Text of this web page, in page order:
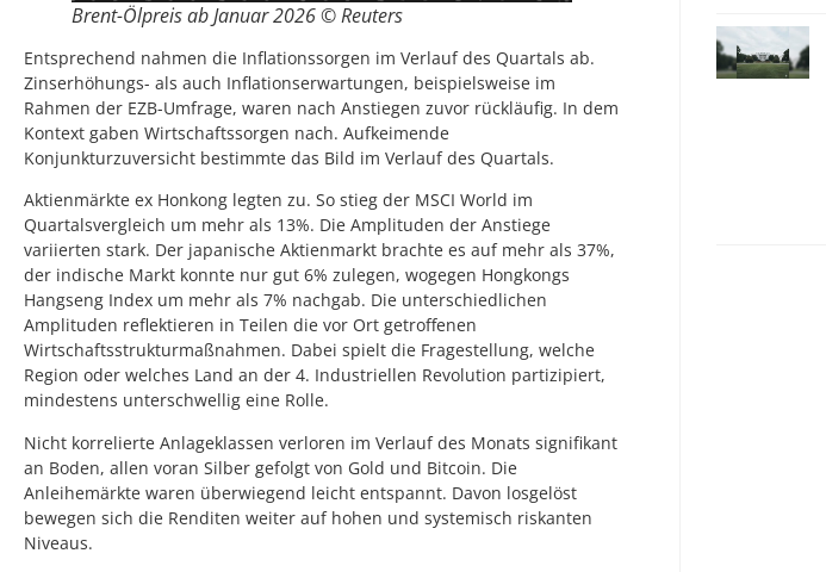
Brent-Ölpreis ab Januar 2026 © Reuters
Entsprechend nahmen die Inflationssorgen im Verlauf des Quartals ab.
Zinserhöhungs- als auch Inflationserwartungen, beispielsweise im
Rahmen der EZB-Umfrage, waren nach Anstiegen zuvor rückläufig. In dem
Kontext gaben Wirtschaftssorgen nach. Aufkeimende
Konjunkturzuversicht bestimmte das Bild im Verlauf des Quartals.
Aktienmärkte ex Honkong legten zu. So stieg der MSCI World im
Quartalsvergleich um mehr als 13%. Die Amplituden der Anstiege
variierten stark. Der japanische Aktienmarkt brachte es auf mehr als 37%,
der indische Markt konnte nur gut 6% zulegen, wogegen Hongkongs
Hangseng Index um mehr als 7% nachgab. Die unterschiedlichen
Amplituden reflektieren in Teilen die vor Ort getroffenen
Wirtschaftsstrukturmaßnahmen. Dabei spielt die Fragestellung, welche
Region oder welches Land an der 4. Industriellen Revolution partizipiert,
mindestens unterschwellig eine Rolle.
Nicht korrelierte Anlageklassen verloren im Verlauf des Monats signifikant
an Boden, allen voran Silber gefolgt von Gold und Bitcoin. Die
Anleihemärkte waren überwiegend leicht entspannt. Davon losgelöst
bewegen sich die Renditen weiter auf hohen und systemisch riskanten
Niveaus.